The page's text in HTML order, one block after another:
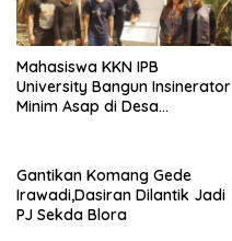
Mahasiswa KKN IPB
University Bangun Insinerator
Minim Asap di Desa
Lingkungan ‎
Gantikan Komang Gede
Irawadi,Dasiran Dilantik Jadi
PJ Sekda Blora